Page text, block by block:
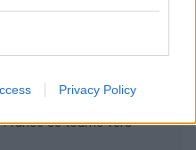
Privacy Policy
tendance
se tourne vers